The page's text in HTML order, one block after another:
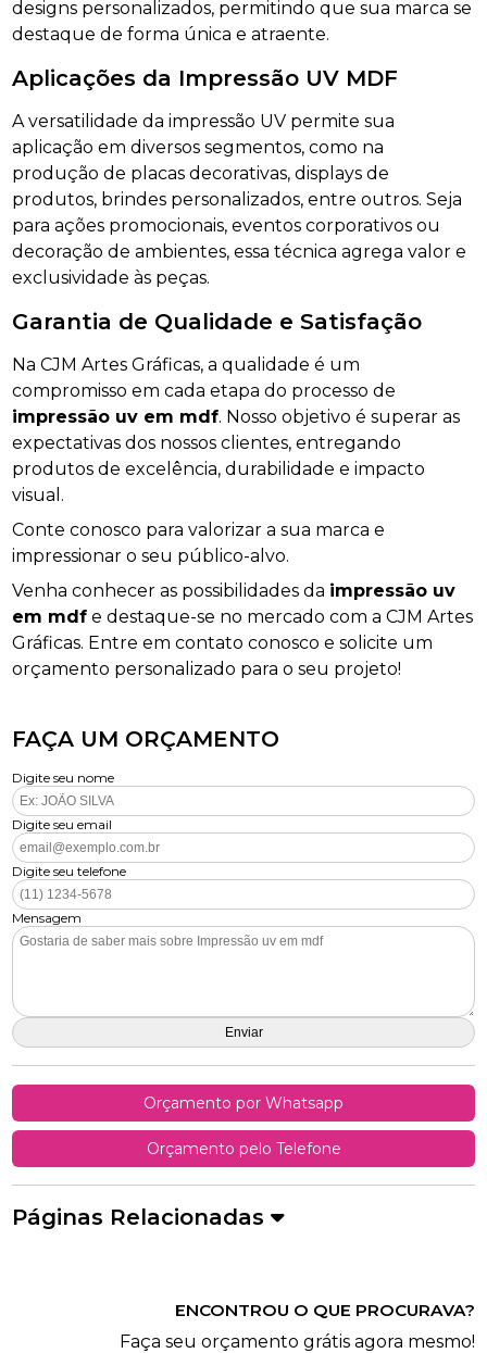
designs personalizados, permitindo que sua marca se
destaque de forma única e atraente.
Aplicações da Impressão UV MDF
A versatilidade da impressão UV permite sua
aplicação em diversos segmentos, como na
produção de placas decorativas, displays de
produtos, brindes personalizados, entre outros. Seja
para ações promocionais, eventos corporativos ou
decoração de ambientes, essa técnica agrega valor e
exclusividade às peças.
Garantia de Qualidade e Satisfação
Na CJM Artes Gráficas, a qualidade é um
compromisso em cada etapa do processo de
impressão uv em mdf. Nosso objetivo é superar as
expectativas dos nossos clientes, entregando
produtos de excelência, durabilidade e impacto
visual.
Conte conosco para valorizar a sua marca e
impressionar o seu público-alvo.
Venha conhecer as possibilidades da impressão uv
em mdf e destaque-se no mercado com a CJM Artes
Gráficas. Entre em contato conosco e solicite um
orçamento personalizado para o seu projeto!
FAÇA UM ORÇAMENTO
Digite seu nome
Digite seu email
Digite seu telefone
Mensagem
Orçamento por Whatsapp
Orçamento pelo Telefone
Páginas Relacionadas
ENCONTROU O QUE PROCURAVA?
Faça seu orçamento grátis agora mesmo!